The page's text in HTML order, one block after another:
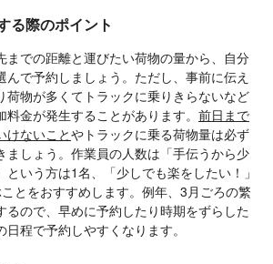
る際のポイント
までの距離と運びたい荷物の量から、自分
んで予約しましょう。ただし、事前に伝え
荷物が多くてトラックに乗りきらないなど
金が発生することがあります。 前日まで
けないことやトラックに乗る荷物量は必ず
ましょう。作業員の人数は「手伝うから少
という方は1名、「少しでも楽をしたい！」
とをおすすめします。例年、3月ごろの繁
るので、早めに予約したり時期をずらした
程で予約しやすくなります。